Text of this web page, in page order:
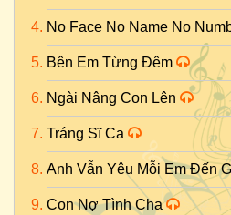
No Face No Name No
Bên Em Từng Đêm
Ngài Nâng Con Lên
Tráng Sĩ Ca
Anh Vẫn Yêu Mỗi Em Đến
Con Nợ Tình Cha